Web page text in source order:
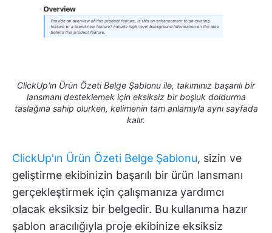
ClickUp'ın Ürün Özeti Belge Şablonu ile, takımınız başarılı bir
lansmanı desteklemek için eksiksiz bir boşluk doldurma
taslağına sahip olurken, kelimenin tam anlamıyla aynı sayfada
kalır.
ClickUp'ın Ürün Özeti Belge Şablonu, sizin ve
geliştirme ekibinizin başarılı bir ürün lansmanı
gerçekleştirmek için çalışmanıza yardımcı
olacak eksiksiz bir belgedir. Bu kullanıma hazır
şablon aracılığıyla proje ekibinize eksiksiz